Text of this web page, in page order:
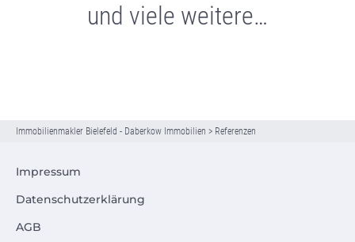
und viele weitere…
Immobilienmakler Bielefeld - Daberkow Immobilien > Referenzen
Impressum
Datenschutzerklärung
AGB